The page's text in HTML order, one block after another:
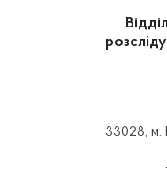
33028, м.